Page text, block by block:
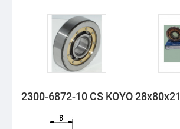
2300-6872-10 CS KOYO 28x80x21